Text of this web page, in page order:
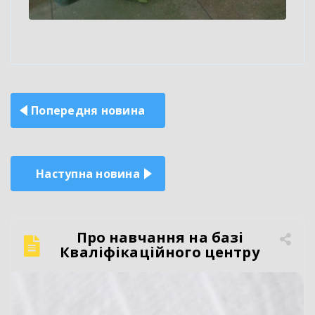
Навігація
записів
Попередня новина
Наступна новина
Про навчання на базі
Кваліфікаційного центру